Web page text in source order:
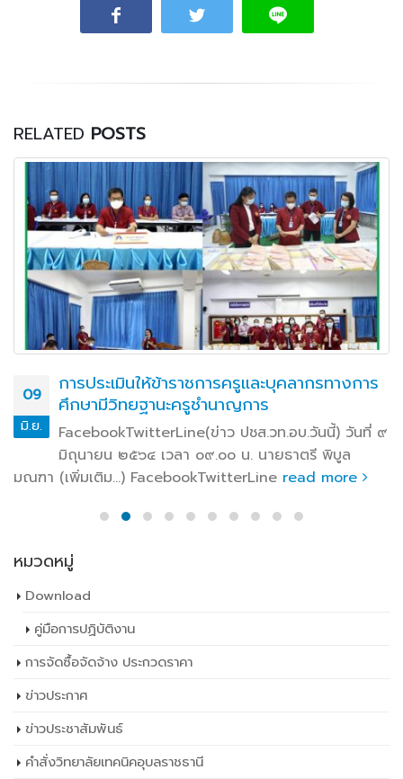
RELATED POSTS
09
มิ.ย.
การประเมินให้ข้าราชการครูและบุคลากรทางการ
ศึกษามีวิทยฐานะครูชำนาญการ
FacebookTwitterLine(ข่าว ปชส.วท.อบ.วันนี้) วันที่ ๙
มิถุนายน ๒๕๖๔ เวลา ๐๙.๐๐ น. นายธาตรี พิบูล
มณฑา (เพิ่มเติม…) FacebookTwitterLine read more
หมวดหมู่
Download
คู่มือการปฏิบัติงาน
การจัดซื้อจัดจ้าง ประกวดราคา
ข่าวประกาศ
ข่าวประชาสัมพันธ์
คำสั่งวิทยาลัยเทคนิคอุบลราชธานี